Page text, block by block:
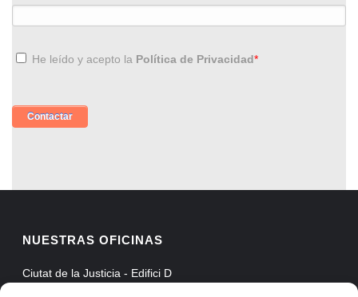
He leído y acepto la Política de Privacidad*
NUESTRAS OFICINAS
Ciutat de la Justicia - Edifici D